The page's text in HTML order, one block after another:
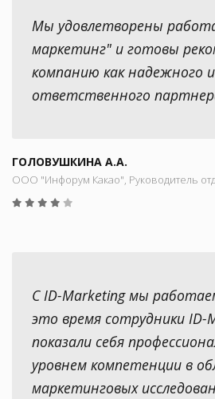
Мы удовлетворены
маркетинг" и готовы
компанию как надежного и
ответственного
ГОЛОВУШКИНА А.А.
ООО "Инфорум Какао", Руководитель
С ID-Marketing мы
это время сотрудники ID-
показали себя
уровнем компетенции в
маркетинговых